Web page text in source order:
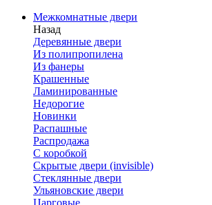
Межкомнатные двери
Назад
Деревянные двери
Из полипропилена
Из фанеры
Крашенные
Ламинированные
Недорогие
Новинки
Распашные
Распродажа
С коробкой
Скрытые двери (invisible)
Стеклянные двери
Ульяновские двери
Царговые